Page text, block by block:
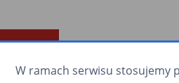
W ramach serwisu stosujemy